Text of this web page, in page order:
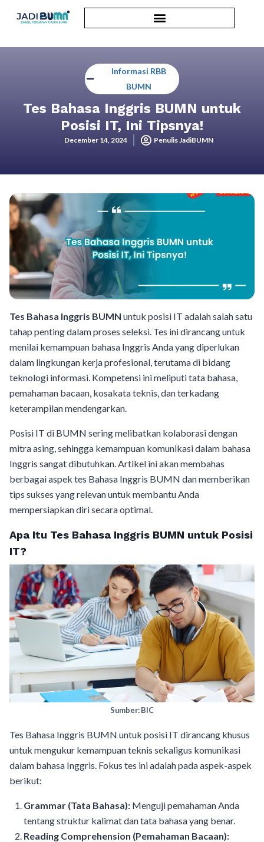
Informasi RBB
BUMN
Tes Bahasa Inggris BUMN untuk
Posisi IT, Ini Tipsnya!
December 14, 2024 Penulis JadiBUMN
Tes Bahasa Inggris BUMN untuk posisi IT adalah salah satu
tahap penting dalam proses seleksi. Tes ini dirancang untuk
menilai kemampuan bahasa Inggris Anda yang diperlukan
dalam lingkungan kerja profesional, terutama di bidang
teknologi informasi. Kompetensi ini meliputi tata bahasa,
pemahaman bacaan, kosakata teknis, dan terkadang
keterampilan mendengarkan.
Posisi IT di BUMN sering melibatkan kolaborasi dengan
mitra asing, sehingga kemampuan komunikasi dalam bahasa
Inggris sangat dibutuhkan. Artikel ini akan membahas
berbagai aspek tes Bahasa Inggris BUMN dan memberikan
tips sukses yang relevan untuk membantu Anda
mempersiapkan diri secara optimal.
Apa Itu Tes Bahasa Inggris BUMN untuk Posisi
IT?
Sumber: BIC
Tes Bahasa Inggris BUMN untuk posisi IT dirancang khusus
untuk mengukur kemampuan teknis sekaligus komunikasi
dalam bahasa Inggris. Fokus tes ini adalah pada aspek-aspek
berikut:
Grammar (Tata Bahasa): Menguji pemahaman Anda
tentang struktur kalimat dan tata bahasa yang benar.
Reading Comprehension (Pemahaman Bacaan):